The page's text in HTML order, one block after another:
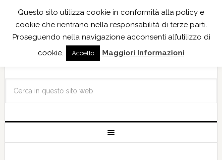
Questo sito utilizza cookie in conformità alla policy e
cookie che rientrano nella responsabilità di terze parti.
Proseguendo nella navigazione acconsenti all’utilizzo di
cookie.
Accetto Maggiori Informazioni